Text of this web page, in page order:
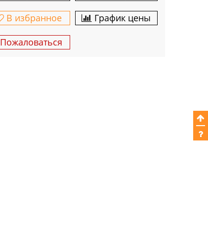
В избранное График цены
Пожаловаться